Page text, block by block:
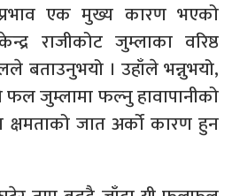
एक मुख्य कारण भएको
राजीकोट जुम्लाका वरिष्ठ
बताउनुभयो । उहाँले भन्नुभयो,
जुम्लामा फल्नु हावापानीको
क्षमताको जात अर्को कारण हुन